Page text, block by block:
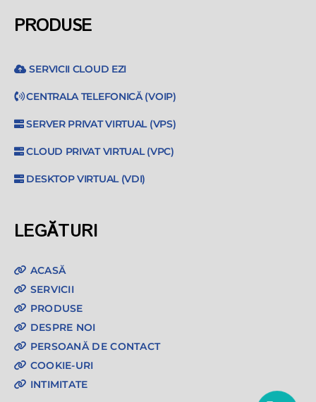
PRODUSE
SERVICII CLOUD EZI
CENTRALA TELEFONICĂ (VOIP)
SERVER PRIVAT VIRTUAL (VPS)
CLOUD PRIVAT VIRTUAL (VPC)
DESKTOP VIRTUAL (VDI)
LEGĂTURI
ACASĂ
SERVICII
PRODUSE
DESPRE NOI
PERSOANĂ DE CONTACT
COOKIE-URI
INTIMITATE